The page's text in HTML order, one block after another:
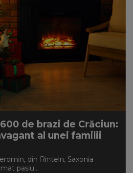
de brazi de Crăciun:
al unei familii
din Rinteln, Saxonia
pasiu...